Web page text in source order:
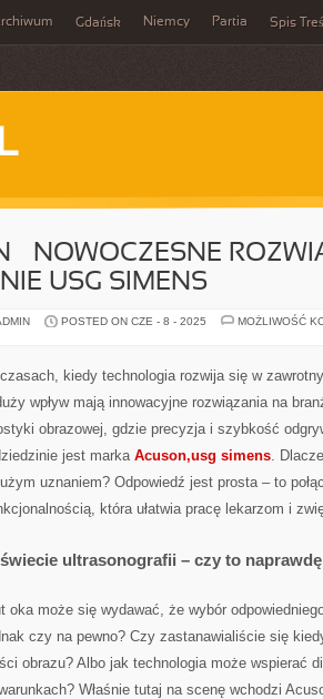
Gdańsk Niemcy Partia Spis
– NOWOCZESNE
USG SIMENS
POSTED ON CZE - 8 - 2025
MOŻLIWOŚĆ
kiedy technologia rozwija się w
wpływ mają innowacyjne rozwiązania na
obrazowej, gdzie precyzja i szybkość
jest marka Acuson,usg simens.
uznaniem? Odpowiedź jest prosta – to
która ułatwia pracę lekarzom i
ultrasonografii – czy to
oka może się wydawać, że wybór
czy na pewno? Czy zastanawialiście się
obrazu? Albo jak technologia może wspierać
Właśnie tutaj na scenę wchodzi